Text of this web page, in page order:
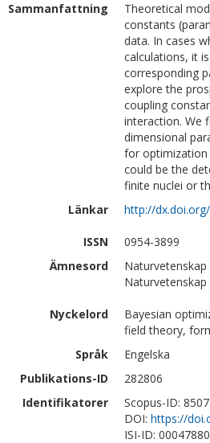
Sammanfattning
Theoretical
constants
data. In cases
calculations, it
corresponding
explore the
coupling
interaction. We
dimensional
for optimization
could be the
finite nuclei or
Länkar
http://
ISSN
0954-3899
Ämnesord
Nyckelord
Bayesian
field theory,
Språk
Engelska
Publikations-ID
282806
Identifikatorer
Scopus-ID:
DOI: https://
ISI-ID: